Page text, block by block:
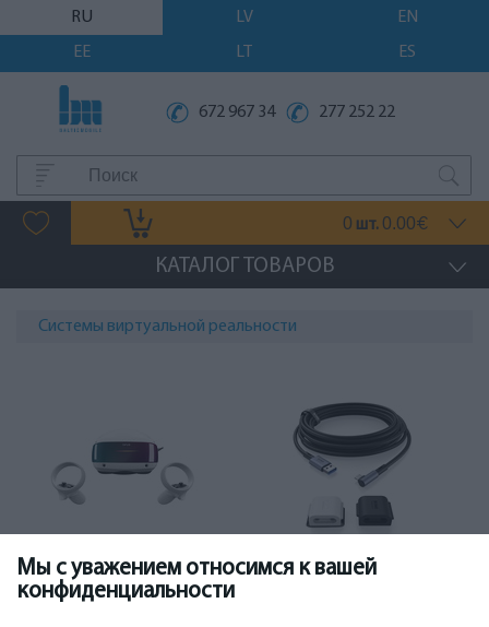
Мы с уважением относимся к вашей
конфиденциальности
RU LV
EN
EE
LT ES
672 967 34 277 252 22
0 шт. 0.00€
КАТАЛОГ ТОВАРОВ
Системы виртуальной реальности
Виртуальные
системные очки(29)
Виртуальная